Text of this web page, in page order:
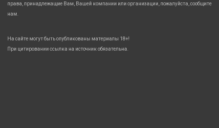
права, принадлежащие Вам, Вашей компании или организации, пожалуйста, сообщите
нам.
На сайте могут быть опубликованы материалы 18+!
При цитировании ссылка на источник обязательна.